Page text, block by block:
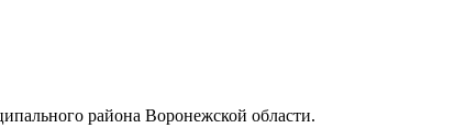
района Воронежской области.